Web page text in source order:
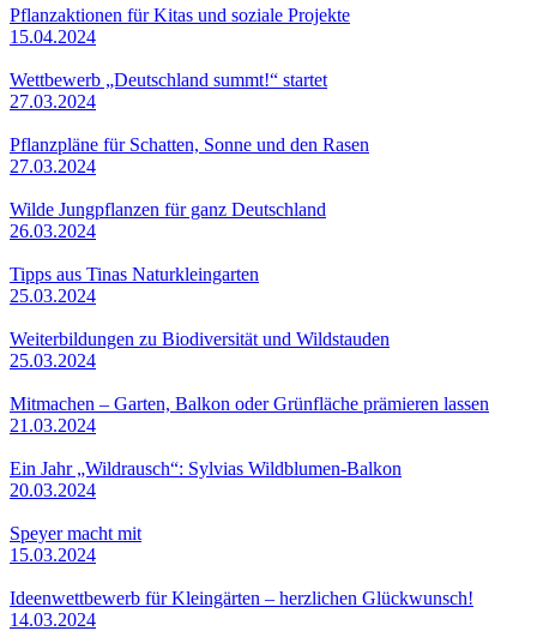
Pflanzaktionen für Kitas und soziale Projekte
15.04.2024
Wettbewerb „Deutschland summt!“ startet
27.03.2024
Pflanzpläne für Schatten, Sonne und den Rasen
27.03.2024
Wilde Jungpflanzen für ganz Deutschland
26.03.2024
Tipps aus Tinas Naturkleingarten
25.03.2024
Weiterbildungen zu Biodiversität und Wildstauden
25.03.2024
Mitmachen – Garten, Balkon oder Grünfläche prämieren lassen
21.03.2024
Ein Jahr „Wildrausch“: Sylvias Wildblumen-Balkon
20.03.2024
Speyer macht mit
15.03.2024
Ideenwettbewerb für Kleingärten – herzlichen Glückwunsch!
14.03.2024